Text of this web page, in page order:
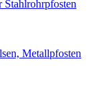
Metallpfosten